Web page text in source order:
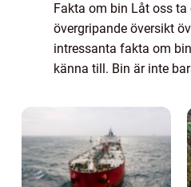
Fakta om bin Låt oss
övergripande översikt
intressanta fakta om
känna till. Bin är inte
i vårt ekosystem och